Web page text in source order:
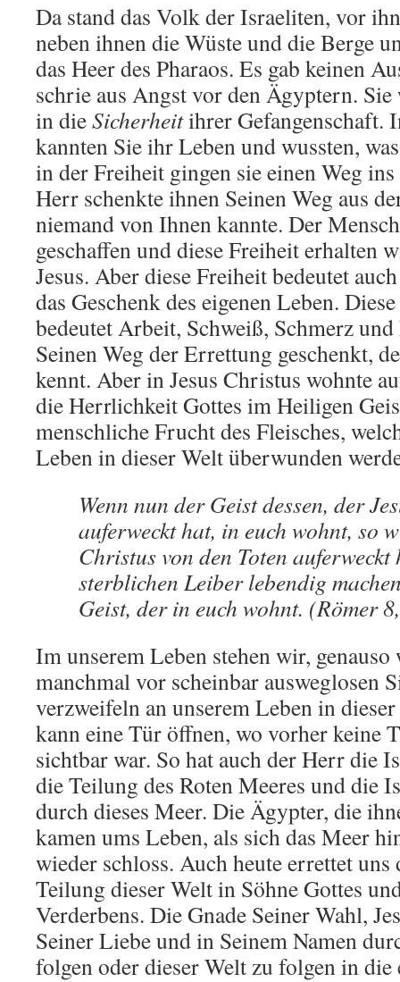
Da stand das Volk der Israeliten, vor
neben ihnen die Wüste und die Berge
das Heer des Pharaos. Es gab keinen
schrie aus Angst vor den Ägyptern.
in dieSicherheitihrer Gefangenschaft.
kannten Sie ihr Leben und wussten,
in der Freiheit gingen sie einen Weg
Herr schenkte ihnen Seinen Weg aus
niemand von Ihnen kannte. Der
geschaffen und diese Freiheit erhalten
Jesus. Aber diese Freiheit bedeutet
das Geschenk des eigenen Leben.
bedeutet Arbeit, Schweiß, Schmerz
Seinen Weg der Errettung geschenkt,
kennt. Aber in Jesus Christus wohnte
die Herrlichkeit Gottes im Heiligen
menschliche Frucht des Fleisches,
Leben in dieser Welt überwunden
Wenn nun der Geist dessen, der
auferweckt hat, in euch wohnt, so
Christus von den Toten auferweckt
sterblichen Leiber lebendig
Geist, der in euch wohnt. (Römer
Im unserem Leben stehen wir,
manchmal vor scheinbar ausweglosen
verzweifeln an unserem Leben in
kann eine Tür öffnen, wo vorher keine
sichtbar war. So hat auch der Herr die
die Teilung des Roten Meeres und die
durch dieses Meer. Die Ägypter, die
kamen ums Leben, als sich das Meer
wieder schloss. Auch heute errettet
Teilung dieser Welt in Söhne Gottes
Verderbens. Die Gnade Seiner Wahl,
Seiner Liebe und in Seinem Namen
folgen oder dieser Welt zu folgen in die